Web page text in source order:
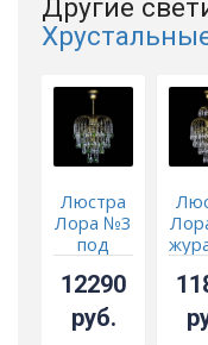
Другие
Люстра
Лора №3
под
зеленая
12290
руб.